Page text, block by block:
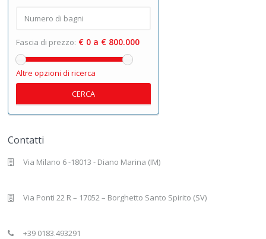
Fascia di prezzo: € 0 a € 800.000
Altre opzioni di ricerca
CERCA
Contatti
Via Milano 6 -18013 - Diano Marina (IM)
Via Ponti 22 R – 17052 – Borghetto Santo Spirito (SV)
+39 0183.493291